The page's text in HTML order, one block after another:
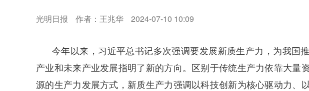
光明日报 作者：王兆华 2024-07-10 10:09
今年以来，习近平总书记多次强调要发展新质生产力，为我国
产业和未来产业发展指明了新的方向。区别于传统生产力依靠大量
源的生产力发展方式，新质生产力强调以科技创新为核心驱动力、